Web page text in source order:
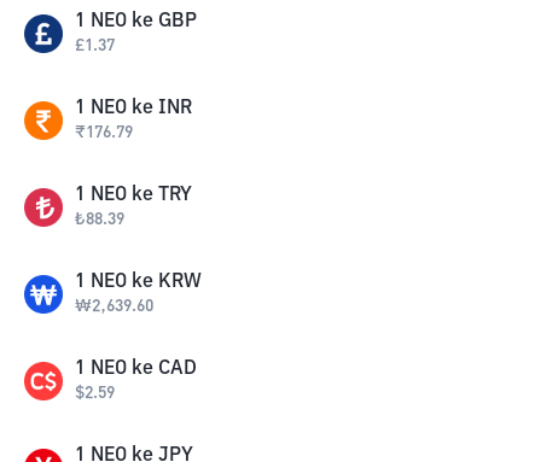
1 NEO ke GBP
£1.37
1 NEO ke INR
₹176.79
1 NEO ke TRY
₺88.39
1 NEO ke KRW
₩2,639.60
1 NEO ke CAD
$2.59
1 NEO ke JPY